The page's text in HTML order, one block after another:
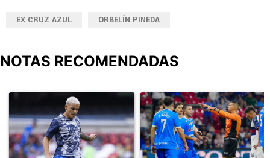
EX CRUZ AZUL ORBELÍN PINEDA
NOTAS RECOMENDADAS
Un artículo de tendencia con el título "Revelan un detalle clave
Un artículo de tendencia con el